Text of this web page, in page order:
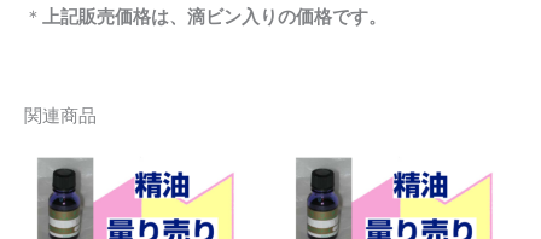
＊ 上記販売価格は、滴ビン入りの価格です。
関連商品